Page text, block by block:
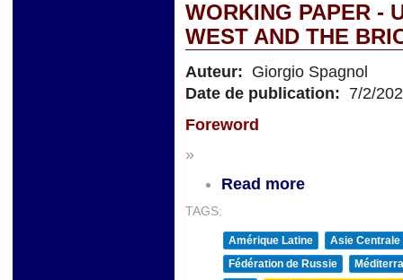
WORKING PAPER -
WEST AND THE
Auteur: Giorgio Spagnol
Date de publication: 7/2/
Foreword
»
Read more
TAGS:
Amérique Latine
Asie Centrale
Fédération de Russie